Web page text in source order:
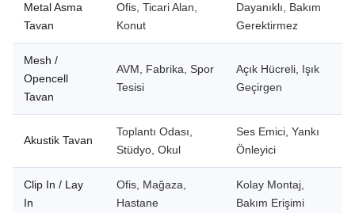
Metal Asma
Tavan
Ofis, Ticari Alan,
Konut
Dayanıklı, Bakım
Gerektirmez
Mesh /
Opencell
Tavan
AVM, Fabrika, Spor
Tesisi
Açık Hücreli, Işık
Geçirgen
Akustik Tavan
Toplantı Odası,
Stüdyo, Okul
Ses Emici, Yankı
Önleyici
Clip In / Lay
In
Ofis, Mağaza,
Hastane
Kolay Montaj,
Bakım Erişimi